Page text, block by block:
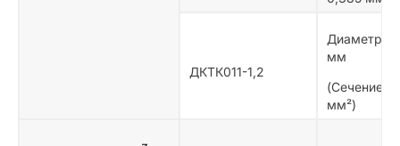
ДКТК011-1,2
Диаметр
мм
(Сечение
мм²)